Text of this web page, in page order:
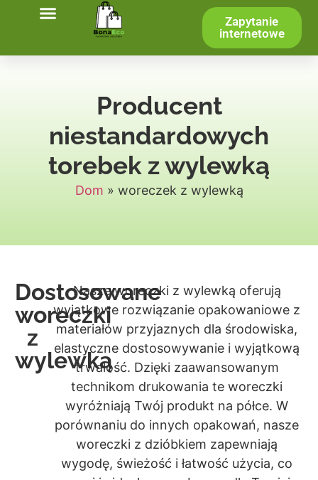
Zapytanie
internetowe
Producent
niestandardowych
torebek z wylewką
Dom » woreczek z wylewką
Dostosowane
woreczki
z
wylewką
Nasze woreczki z wylewką oferują
wyjątkowe rozwiązanie opakowaniowe z
materiałów przyjaznych dla środowiska,
elastyczne dostosowywanie i wyjątkową
trwałość. Dzięki zaawansowanym
technikom drukowania te woreczki
wyróżniają Twój produkt na półce. W
porównaniu do innych opakowań, nasze
woreczki z dzióbkiem zapewniają
wygodę, świeżość i łatwość użycia, co